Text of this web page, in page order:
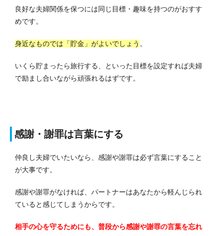
良好な夫婦関係を保つには同じ目標・趣味を持つのがおすす
めです。
身近なものでは「貯金」がよいでしょう 。
いくら貯まったら旅行する、といった目標を設定すれば夫婦
で励まし合いながら頑張れるはずです。
感謝・謝罪は言葉にする
仲良し夫婦でいたいなら、感謝や謝罪は必ず言葉にすること
が大事です。
感謝や謝罪がなければ、パートナーはあなたから軽んじられ
ていると感じてしまうからです。
相手の心を守るためにも、普段から感謝や謝罪の言葉を忘れ